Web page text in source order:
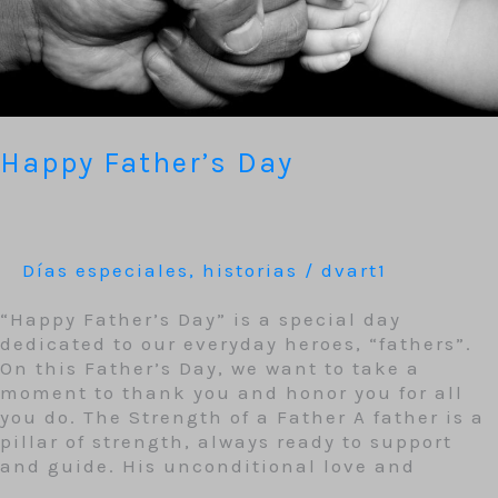
Happy Father’s Day
Días especiales , historias / dvart1
“Happy Father’s Day” is a special day
dedicated to our everyday heroes, “fathers”.
On this Father’s Day, we want to take a
moment to thank you and honor you for all
you do. The Strength of a Father A father is a
pillar of strength, always ready to support
and guide. His unconditional love and